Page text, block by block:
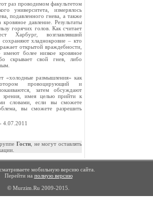
раз проводимом факультетом
университета, измерялось
подавленного гнева, а также
давление. Результаты
горячих голов. Как считает
Харбург, возглавлявший
хладнокровие – кто
открытой враждебности,
более низкое кровяное
скрывает свой гнев, либо
«холодные размышления» как
провоцирующий и
затем обсуждают
зрения, имея целью прийти к
словами, если вы сможете
вы сможете разрешить
- 4.07.2011
Гости, не могут оставлять
мобильную версию сайта.
Перейти на полную версию
© Murzim.Ru 2009-2015.